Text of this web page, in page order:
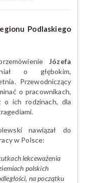
Podlaskiego
Józefa
o głębokim,
Przewodniczący
o pracownikach,
o ich rodzinach, dla
nawiązał do
w Polsce:
lekceważenia
polskich
na początku